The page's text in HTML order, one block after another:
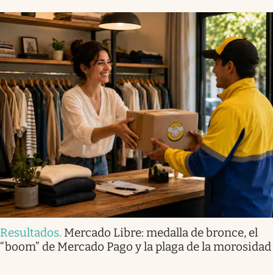
Resultados. Mercado Libre: medalla de bronce, el
“boom” de Mercado Pago y la plaga de la morosidad